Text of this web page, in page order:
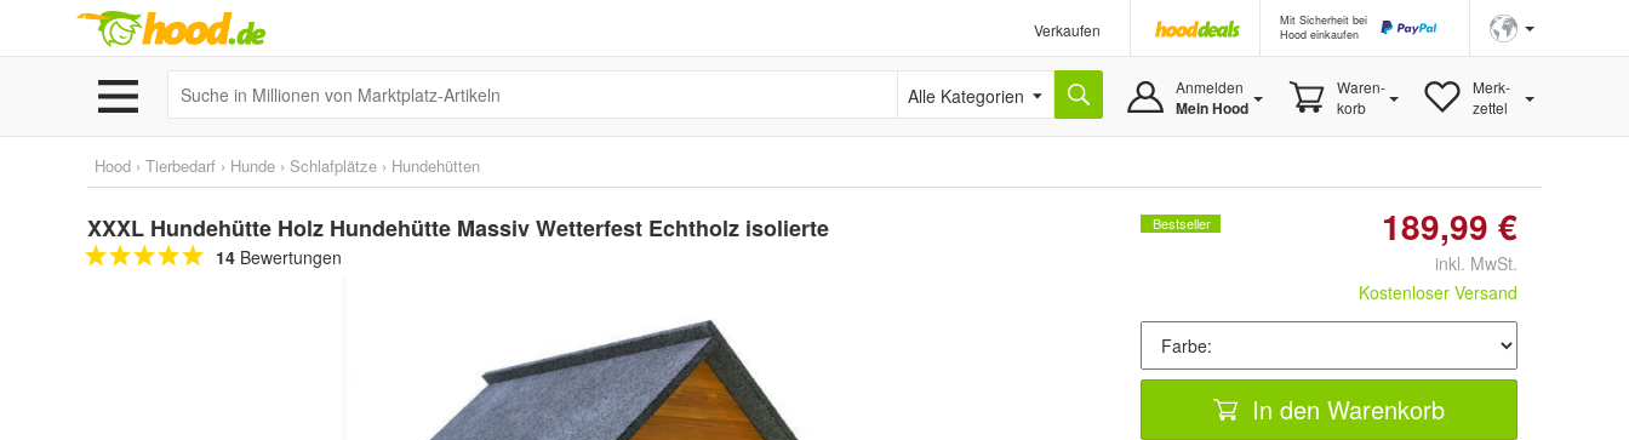
Verkaufen
Mit Sicherheit bei
Hood einkaufen
Alle Kategorien Anmelden
Mein Hood
Waren-
korb
Merk-
zettel
Hood › Tierbedarf › Hunde › Schlafplätze › Hundehütten
XXXL Hundehütte Holz Hundehütte Massiv Wetterfest Echtholz isolierte
14 Bewertungen
Bestseller 189,99 €
inkl. MwSt.
Kostenloser Versand
In den Warenkorb